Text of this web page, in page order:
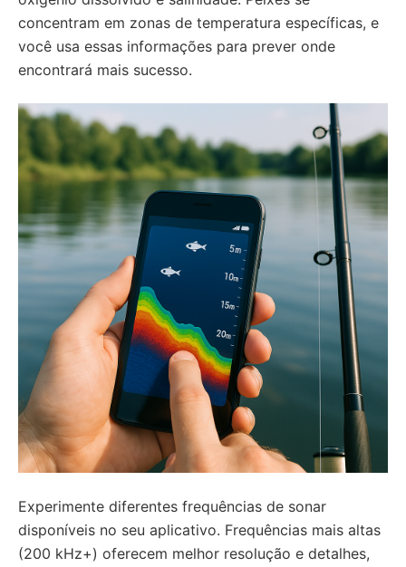
concentram em zonas de temperatura específicas, e
você usa essas informações para prever onde
encontrará mais sucesso.
Experimente diferentes frequências de sonar
disponíveis no seu aplicativo. Frequências mais altas
(200 kHz+) oferecem melhor resolução e detalhes,